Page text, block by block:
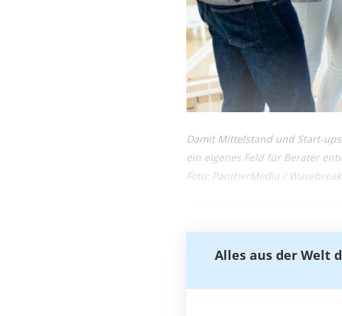
Damit Mittelstand und Start-
ein eigenes Feld für Berater
Foto: PantherMedia /
Alles aus der Welt